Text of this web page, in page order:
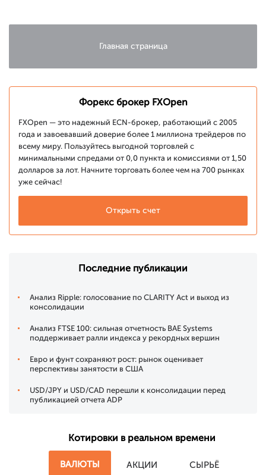
Главная страница
Форекс брокер FXOpen
FXOpen — это надежный ECN-брокер, работающий с 2005
года и завоевавший доверие более 1 миллиона трейдеров по
всему миру. Пользуйтесь выгодной торговлей с
минимальными спредами от 0,0 пункта и комиссиями от 1,50
долларов за лот. Начните торговать более чем на 700 рынках
уже сейчас!
Открыть счет
Последние публикации
Анализ Ripple: голосование по CLARITY Act и выход из
консолидации
Анализ FTSE 100: сильная отчетность BAE Systems
поддерживает ралли индекса у рекордных вершин
Евро и фунт сохраняют рост: рынок оценивает
перспективы занятости в США
USD/JPY и USD/CAD перешли к консолидации перед
публикацией отчета ADP
Котировки в реальном времени
ВАЛЮТЫ АКЦИИ СЫРЬЁ